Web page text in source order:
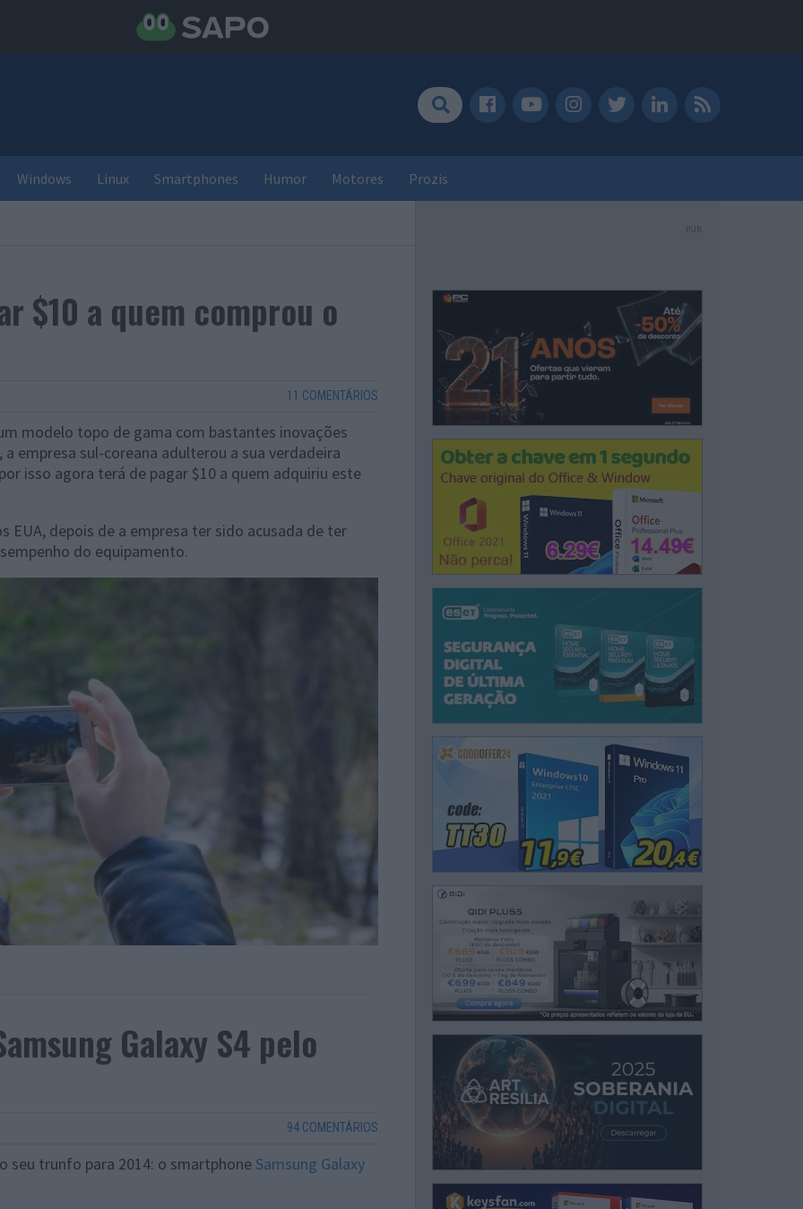
Windows Linux Smartphones Humor Motores Prozis
$10 a quem comprou o
11 COMENTÁRIOS
modelo topo de gama com bastantes inovações
empresa sul-coreana adulterou a sua verdadeira
isso agora terá de pagar $10 a quem adquiriu este
EUA, depois de a empresa ter sido acusada de ter
do equipamento.
Galaxy S4 pelo
94 COMENTÁRIOS
seu trunfo para 2014: o smartphone Samsung Galaxy
PUB